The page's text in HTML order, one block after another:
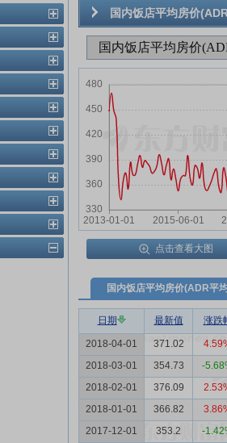
国内饭店平均房价
点击查看大图
国内饭店平均房价(ADR平
日期 最新值 涨跌
2018-04-01 371.02
2018-03-01
354.73
-
2018-02-01
376.09
2018-01-01
366.82
2017-12-01
353.2
-